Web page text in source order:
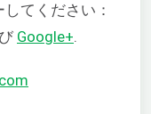
てください：
Google+.